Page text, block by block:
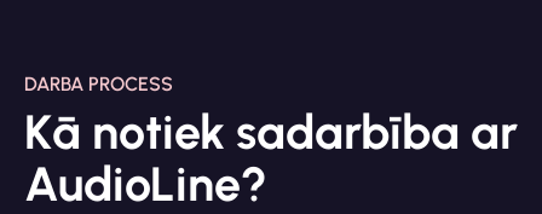
DARBA PROCESS
Kā notiek sadarbība ar
AudioLine?